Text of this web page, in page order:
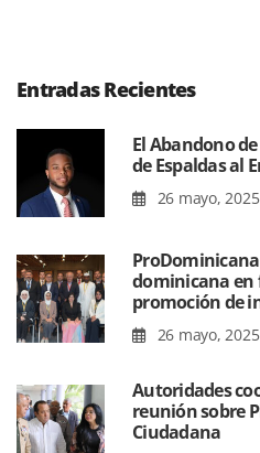
Entradas Recientes
El Abandono
de Espaldas al
26 mayo, 2025
dominicana en
promoción de
26 mayo, 2025
Autoridades
reunión sobre
Ciudadana